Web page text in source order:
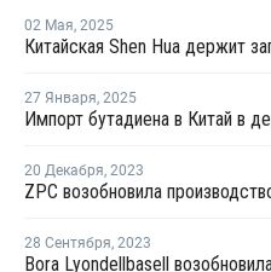
02 Мая, 2025
27 Января, 2025
20 Декабря, 2023
28 Сентября, 2023